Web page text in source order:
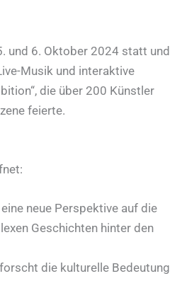
und 6. Oktober 2024 statt und
Musik und interaktive
die über 200 Künstler
feierte.
neue Perspektive auf die
Geschichten hinter den
die kulturelle Bedeutung